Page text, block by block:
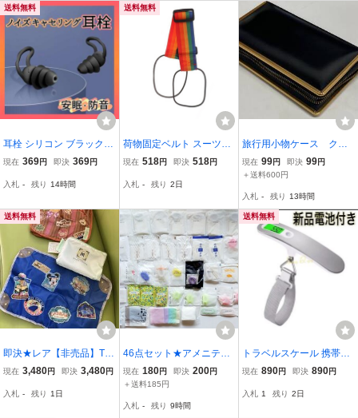
ーチ 小物入れ
送料無料
耳栓 シリコン ブラック
睡眠 防音 ３層防音 騒音
現在 369円 即決 369円
入札 - 残り 14時間
送料無料
荷物固定ベルト スーツケ
ース 幅約5cm 長さ調節可
グ固定 落下防止 旅行 出
現在 518円 即決 518円
入札 - 残り 2日
旅行用小物ケース ク
シ・鏡・薬入れなど 未
使用保管品 □9355
現在 99円 即決 99円
＋送料600円
入札 - 残り 13時間
送料無料
即決★レア【非売品】TD
S 東京ディズニーシー ホ
グヴォヤッジ ダッフィー
現在 3,480円 即決 3,480円
入札 - 残り 1日
46点セット★アメニティ
セット 詰合せ まとめ売り
使い捨て トラベル 旅行
ディースセット
現在 180円 即決 200円
＋送料185円
入札 - 残り 9時間
送料無料
トラベルスケール 携帯式
デジタルスケール 荷物 測
げ 電子はかり 旅行 ラゲ
現在 890円 即決 890円
入札 1 残り 2日